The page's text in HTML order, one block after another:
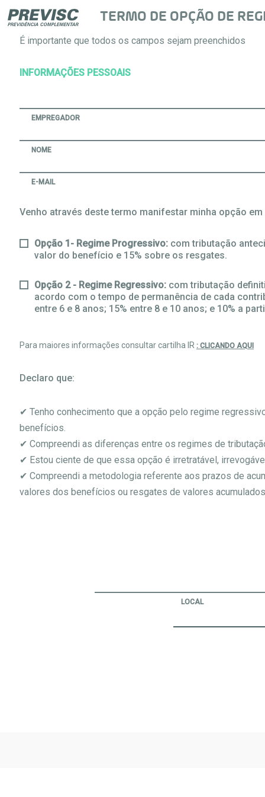
TERMO DE OPÇÃO DE
É importante que todos os campos sejam preenchidos
INFORMAÇÕES PESSOAIS
EMPREGADOR
NOME
E-MAIL
Venho através deste termo manifestar minha opção
Opção 1- Regime Progressivo: com tributação
valor do benefício e 15% sobre os resgates.
Opção 2 - Regime Regressivo: com tributação
acordo com o tempo de permanência de cada
entre 6 e 8 anos; 15% entre 8 e 10 anos; e 10% a
Para maiores informações consultar cartilha IR : CLICANDO AQUI
Declaro que:
✔ Tenho conhecimento que a opção pelo regime
benefícios.
✔ Compreendi as diferenças entre os regimes de
✔ Estou ciente de que essa opção é irretratável,
✔ Compreendi a metodologia referente aos prazos de
valores dos benefícios ou resgates de valores
LOCAL